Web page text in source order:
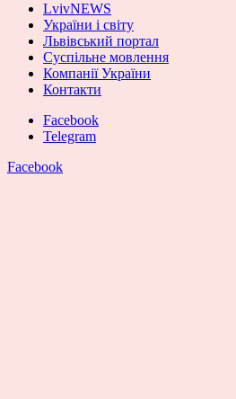
LvivNEWS
України і світу
Львівський портал
Суспільне мовлення
Компанії України
Контакти
Facebook
Telegram
Facebook